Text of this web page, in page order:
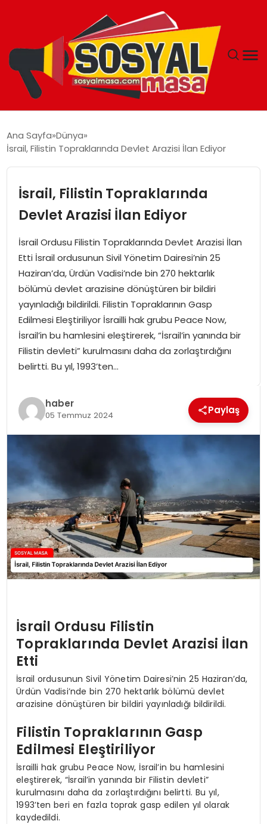
EKONOMI
GÜNCEL
TEKNOLOJI
GÜNDEM
Ana Sayfa Dünya
İsrail, Filistin Topraklarında Devlet Arazisi İlan Ediyor
İsrail, Filistin Topraklarında
Devlet Arazisi İlan Ediyor
İsrail Ordusu Filistin Topraklarında Devlet Arazisi İlan
Etti İsrail ordusunun Sivil Yönetim Dairesi’nin 25
Haziran’da, Ürdün Vadisi’nde bin 270 hektarlık
bölümü devlet arazisine dönüştüren bir bildiri
yayınladığı bildirildi. Filistin Topraklarının Gasp
Edilmesi Eleştiriliyor İsrailli hak grubu Peace Now,
İsrail’in bu hamlesini eleştirerek, “İsrail’in yanında bir
Filistin devleti” kurulmasını daha da zorlaştırdığını
belirtti. Bu yıl, 1993’ten…
haber
05 Temmuz 2024 Paylaş
İsrail Ordusu Filistin
Topraklarında Devlet Arazisi İlan
Etti
İsrail ordusunun Sivil Yönetim Dairesi’nin 25 Haziran’da,
Ürdün Vadisi’nde bin 270 hektarlık bölümü devlet
arazisine dönüştüren bir bildiri yayınladığı bildirildi.
Filistin Topraklarının Gasp
Edilmesi Eleştiriliyor
İsrailli hak grubu Peace Now, İsrail’in bu hamlesini
eleştirerek, “İsrail’in yanında bir Filistin devleti”
kurulmasını daha da zorlaştırdığını belirtti. Bu yıl,
1993’ten beri en fazla toprak gasp edilen yıl olarak
kaydedildi.